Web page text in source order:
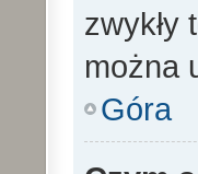
zwykły
można
Góra